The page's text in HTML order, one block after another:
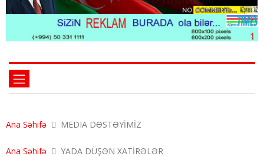
Ana Səhifə MEDIA DƏSTƏYİMİZ
Ana Səhifə YADA DÜŞƏN XATİRƏLƏR